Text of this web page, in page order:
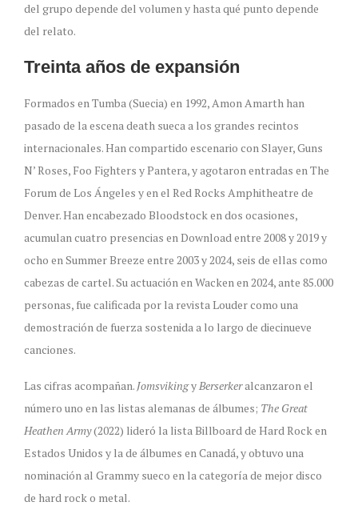
del grupo depende del volumen y hasta qué punto depende
del relato.
Treinta años de expansión
Formados en Tumba (Suecia) en 1992, Amon Amarth han
pasado de la escena death sueca a los grandes recintos
internacionales. Han compartido escenario con Slayer, Guns
N’ Roses, Foo Fighters y Pantera, y agotaron entradas en The
Forum de Los Ángeles y en el Red Rocks Amphitheatre de
Denver. Han encabezado Bloodstock en dos ocasiones,
acumulan cuatro presencias en Download entre 2008 y 2019 y
ocho en Summer Breeze entre 2003 y 2024, seis de ellas como
cabezas de cartel. Su actuación en Wacken en 2024, ante 85.000
personas, fue calificada por la revista Louder como una
demostración de fuerza sostenida a lo largo de diecinueve
canciones.
Las cifras acompañan. JomsvikingyBerserkeralcanzaron el
número uno en las listas alemanas de álbumes; The Great
Heathen Army(2022) lideró la lista Billboard de Hard Rock en
Estados Unidos y la de álbumes en Canadá, y obtuvo una
nominación al Grammy sueco en la categoría de mejor disco
de hard rock o metal.